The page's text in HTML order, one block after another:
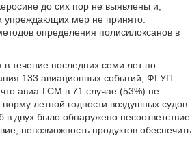
до сих пор не выявлены и,
упреждающих мер не принято.
определения полисилоксанов в
течение последних семи лет по
133 авиационных событий, ФГУП
авиа-ГСМ в 71 случае (53%) не
летной годности воздушных судов.
в двух было обнаружено несоответствие
невозможность продуктов обеспечить